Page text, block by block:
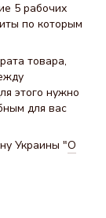
5 рабочих
по которым
товара,
этого нужно
для вас
Украины "О